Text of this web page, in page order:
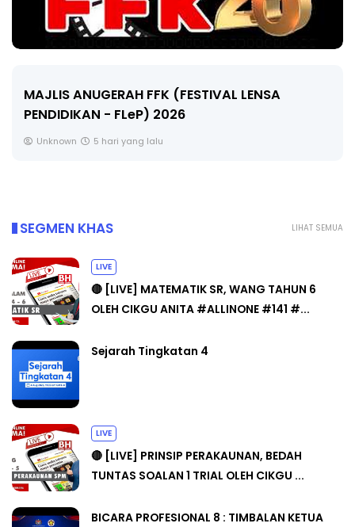
FFK (FESTIVAL LENSA
- FLeP) 2026
5 hari yang lalu
LIHAT SEMUA
SEGMEN KHAS
LIVE
🔴 [LIVE] MATEMATIK SR, WANG TAHUN 6
OLEH CIKGU ANITA #ALLINONE #141 #...
Sejarah Tingkatan 4
LIVE
🔴 [LIVE] PRINSIP PERAKAUNAN, BEDAH
TUNTAS SOALAN 1 TRIAL OLEH CIKGU ...
BICARA PROFESIONAL 8 : TIMBALAN KETUA